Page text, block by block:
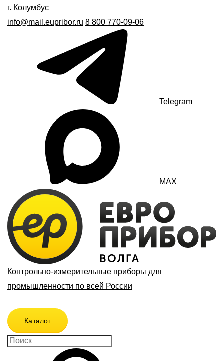
г. Колумбус
info@mail.eupribor.ru 8 800 770-09-06
Telegram
MAX
Контрольно-измерительные приборы для
промышленности по всей России
Каталог